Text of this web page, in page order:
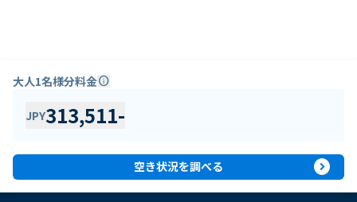
大人1名様分料金info
JPY313,511-
空き状況を調べる expand_circle_right